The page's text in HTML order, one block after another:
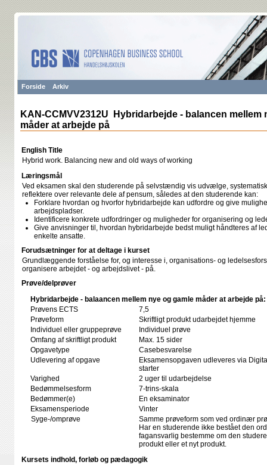
Forside Arkiv
KAN-CCMVV2312U Hybridarbejde - balancen mellem
måder at arbejde på
English Title
Hybrid work. Balancing new and old ways of working
Læringsmål
Ved eksamen skal den studerende på selvstændig vis udvælge,
reflektere over relevante dele af pensum, således at den studerende kan:
Forklare hvordan og hvorfor hybridarbejde kan udfordre og give
arbejdspladser.
Identificere konkrete udfordringer og muligheder for organisering og
Give anvisninger til, hvordan hybridarbejde bedst muligt håndteres af
enkelte ansatte.
Forudsætninger for at deltage i kurset
Grundlæggende forståelse for, og interesse i, organisations- og
organisere arbejdet - og arbejdslivet - på.
Prøve/delprøver
Hybridarbejde - balaancen mellem nye og gamle måder at arbejde på:
Prøvens ECTS
7,5
Prøveform
Skriftligt produkt udarbejdet hjemme
Individuel eller gruppeprøve
Individuel prøve
Omfang af skriftligt produkt
Max. 15 sider
Opgavetype
Casebesvarelse
Udlevering af opgave
Eksamensopgaven udleveres via
starter
Varighed
2 uger til udarbejdelse
Bedømmelsesform
7-trins-skala
Bedømmer(e)
En eksaminator
Eksamensperiode
Vinter
Syge-/omprøve
Samme prøveform som ved ordinær
Har en studerende ikke bestået den
fagansvarlig bestemme om den
produkt eller et nyt produkt.
Kursets indhold, forløb og pædagogik